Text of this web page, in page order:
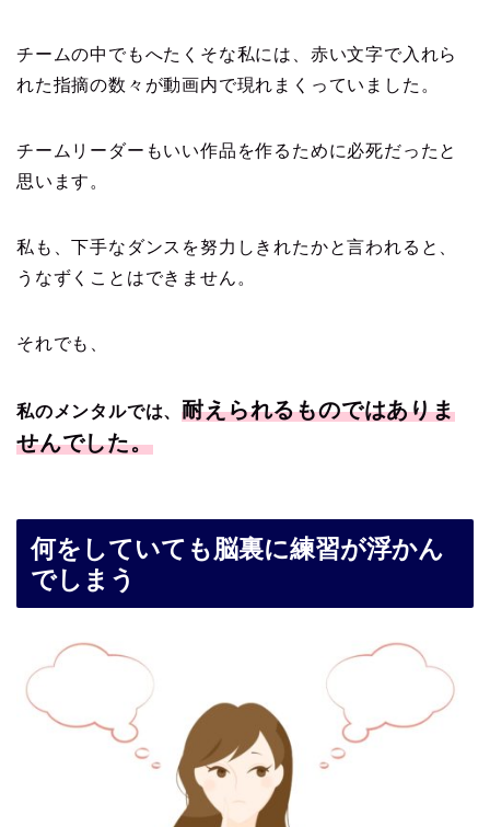
チームの中でもへたくそな私には、赤い文字で入れら
れた指摘の数々が動画内で現れまくっていました。
チームリーダーもいい作品を作るために必死だったと
思います。
私も、下手なダンスを努力しきれたかと言われると、
うなずくことはできません。
それでも、
私のメンタルでは、耐えられるものではありま
せんでした。
何をしていても脳裏に練習が浮かん
でしまう